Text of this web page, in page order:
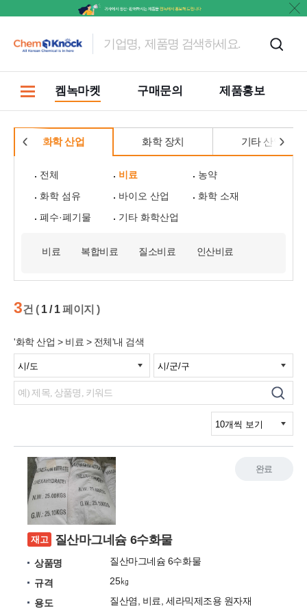
켐녹마켓 구매문의 제품홍보
화학 산업 화학 장치 기타 산업
전체 비료
농약
화학 섬유
바이오 산업
화학 소재
폐수·폐기물
기타 화학산업
비료 복합비료 질소비료 인산비료
3건 ( 1 / 1페이지 )
'화학 산업 > 비료 > 전체'내 검색
재고 질산마그네슘 6수화물
상품명
질산마그네슘 6수화물
규격
25㎏
용도
질산염, 비료, 세라믹제조용 원자재
완료